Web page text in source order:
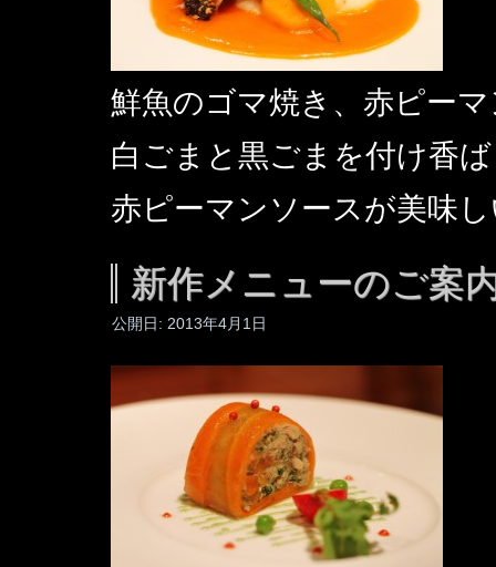
鮮魚のゴマ焼き、赤ピー
白ごまと黒ごまを付け香
赤ピーマンソースが美味
新作メニューのご案
公開日: 2013年4月1日